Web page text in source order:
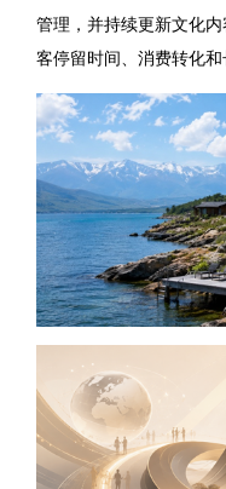
管理，并持续更新文化
客停留时间、消费转化和